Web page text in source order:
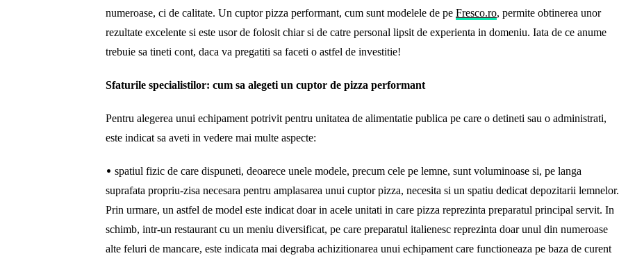
numeroase, ci de calitate. Un cuptor pizza performant, cum sunt modelele de pe Fresco.ro, permite obtinerea unor
rezultate excelente si este usor de folosit chiar si de catre personal lipsit de experienta in domeniu. Iata de ce anume
trebuie sa tineti cont, daca va pregatiti sa faceti o astfel de investitie!
Sfaturile specialistilor: cum sa alegeti un cuptor de pizza performant
Pentru alegerea unui echipament potrivit pentru unitatea de alimentatie publica pe care o detineti sau o administrati,
este indicat sa aveti in vedere mai multe aspecte:
• spatiul fizic de care dispuneti, deoarece unele modele, precum cele pe lemne, sunt voluminoase si, pe langa
suprafata propriu-zisa necesara pentru amplasarea unui cuptor pizza, necesita si un spatiu dedicat depozitarii lemnelor.
Prin urmare, un astfel de model este indicat doar in acele unitati in care pizza reprezinta preparatul principal servit. In
schimb, intr-un restaurant cu un meniu diversificat, pe care preparatul italienesc reprezinta doar unul din numeroase
alte feluri de mancare, este indicata mai degraba achizitionarea unui echipament care functioneaza pe baza de curent